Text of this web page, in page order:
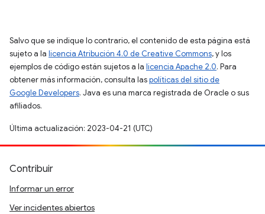
Salvo que se indique lo contrario, el contenido de esta página está
sujeto a la licencia Atribución 4.0 de Creative Commons, y los
ejemplos de código están sujetos a la licencia Apache 2.0. Para
obtener más información, consulta laspolíticas del sitio de
Google Developers. Java es una marca registrada de Oracle o sus
afiliados.
Última actualización: 2023-04-21 (UTC)
Contribuir
Informar un error
Ver incidentes abiertos